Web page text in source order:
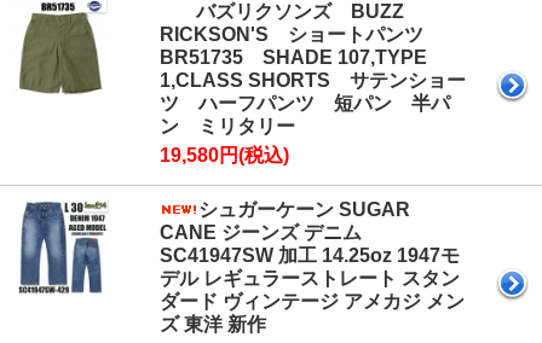
バズリクソンズ BUZZ
RICKSON'S ショートパンツ
BR51735 SHADE 107,TYPE
1,CLASS SHORTS サテンショー
ツ ハーフパンツ 短パン 半パ
ン ミリタリー
19,580円(税込)
シュガーケーン SUGAR
CANE ジーンズ デニム
SC41947SW 加工 14.25oz 1947モ
デル レギュラーストレート スタン
ダード ヴィンテージ アメカジ メン
ズ 東洋 新作